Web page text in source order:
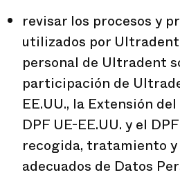
revisar los procesos y
utilizados por
personal de Ultradent
participación de
EE.UU., la Extensión
DPF UE-EE.UU. y el
recogida, tratamiento
adecuados de Datos